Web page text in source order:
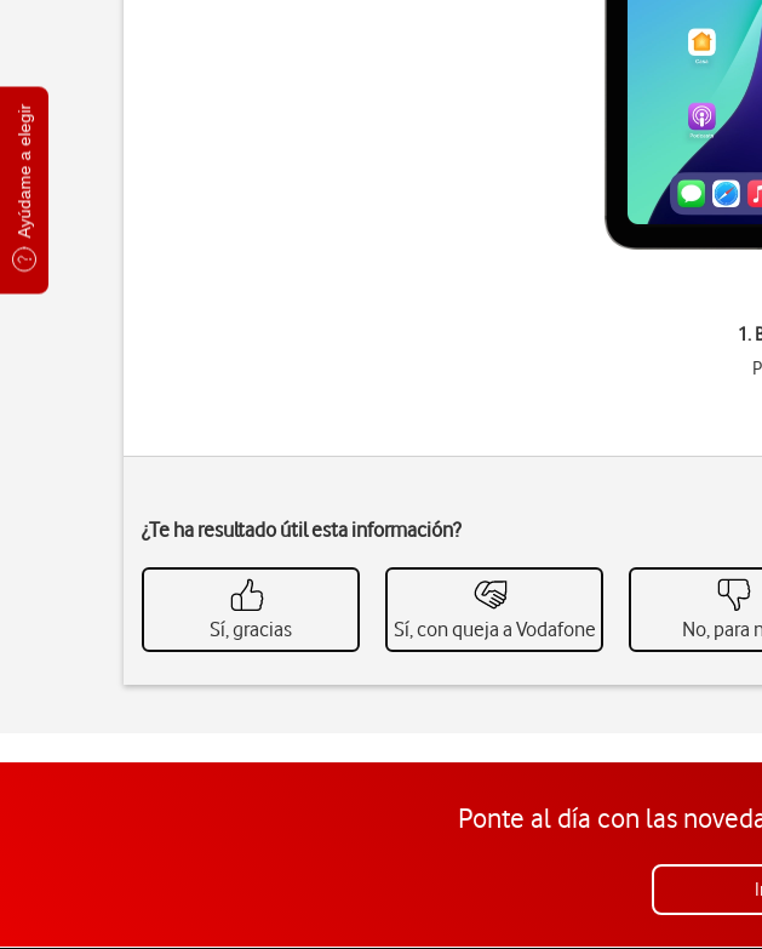
Ayúdame a elegir
1.
¿Te ha resultado útil esta información?
Sí, gracias Sí, con queja a Vodafone No, para
Ponte al día con las